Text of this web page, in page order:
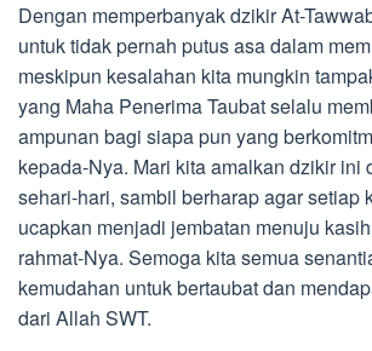
Dengan memperbanyak dzikir At-
untuk tidak pernah putus asa dalam
meskipun kesalahan kita mungkin
yang Maha Penerima Taubat selalu
ampunan bagi siapa pun yang
kepada-Nya. Mari kita amalkan dzikir ini
sehari-hari, sambil berharap agar setiap
ucapkan menjadi jembatan menuju
rahmat-Nya. Semoga kita semua
kemudahan untuk bertaubat dan
dari Allah SWT.